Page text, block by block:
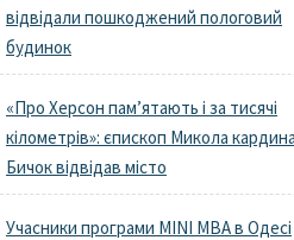
відвідали пошкоджений пологовий
будинок
«Про Херсон пам’ятають і за тисячі
кілометрів»: єпископ Микола
Бичок відвідав місто
Учасники програми MINI MBA в Одесі